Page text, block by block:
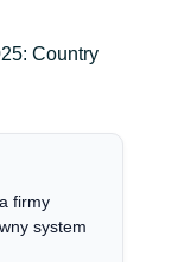
Country
firmy
system